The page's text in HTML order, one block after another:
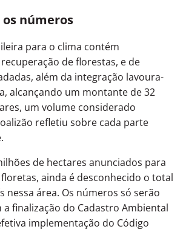
números
para o clima contém
de florestas, e de
além da integração lavoura-
alcançando um montante de 32
um volume considerado
refletiu sobre cada parte
de hectares anunciados para
ainda é desconhecido o total
nessa área. Os números só serão
a finalização do Cadastro Ambiental
implementação do Código